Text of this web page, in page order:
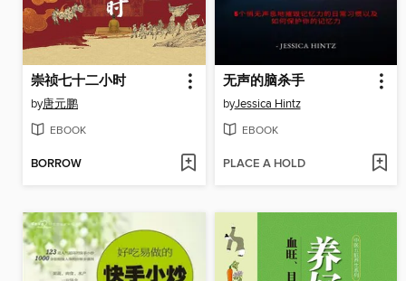
崇祯七十二小时
by唐元鹏
EBOOK
BORROW
无声的脑杀手
byJessica Hintz
EBOOK
PLACE A HOLD